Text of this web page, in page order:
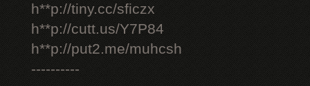
h**p://tiny.cc/sficzx
h**p://cutt.us/Y7P84
h**p://put2.me/muhcsh
----------